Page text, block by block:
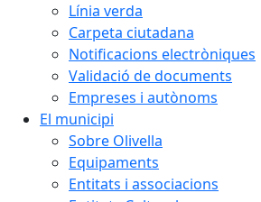
Línia verda
Carpeta ciutadana
Notificacions electròniques
Validació de documents
Empreses i autònoms
El municipi
Sobre Olivella
Equipaments
Entitats i associacions